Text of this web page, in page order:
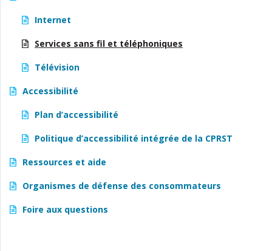
Internet
Services sans fil et téléphoniques
Télévision
Accessibilité
Plan d’accessibilité
Politique d’accessibilité intégrée de la CPRST
Ressources et aide
Organismes de défense des consommateurs
Foire aux questions